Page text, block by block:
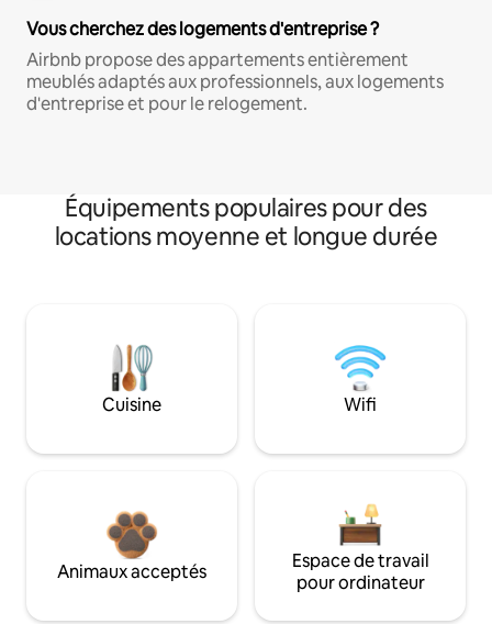
Vous cherchez des logements d'entreprise ?
Airbnb propose des appartements entièrement
meublés adaptés aux professionnels, aux logements
d'entreprise et pour le relogement.
Équipements populaires pour des
locations moyenne et longue durée
Cuisine Wifi
Animaux acceptés
Espace de travail
pour ordinateur